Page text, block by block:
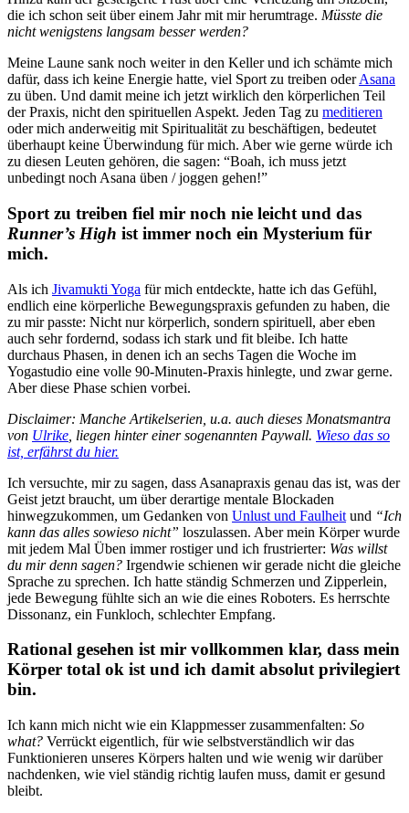
die ich schon seit über einem Jahr mit mir herumtrage. Müsste die
nicht wenigstens langsam besser werden?
Meine Laune sank noch weiter in den Keller und ich schämte mich
dafür, dass ich keine Energie hatte, viel Sport zu treiben oderAsana
zu üben. Und damit meine ich jetzt wirklich den körperlichen Teil
der Praxis, nicht den spirituellen Aspekt. Jeden Tag zu meditieren
oder mich anderweitig mit Spiritualität zu beschäftigen, bedeutet
überhaupt keine Überwindung für mich. Aber wie gerne würde ich
zu diesen Leuten gehören, die sagen: “Boah, ich muss jetzt
unbedingt noch Asana üben / joggen gehen!”
Sport zu treiben fiel mir noch nie leicht und das
Runner’s High ist immer noch ein Mysterium für
mich.
Als ich Jivamukti Yoga für mich entdeckte, hatte ich das Gefühl,
endlich eine körperliche Bewegungspraxis gefunden zu haben, die
zu mir passte: Nicht nur körperlich, sondern spirituell, aber eben
auch sehr fordernd, sodass ich stark und fit bleibe. Ich hatte
durchaus Phasen, in denen ich an sechs Tagen die Woche im
Yogastudio eine volle 90-Minuten-Praxis hinlegte, und zwar gerne.
Aber diese Phase schien vorbei.
Disclaimer: Manche Artikelserien, u.a. auch dieses Monatsmantra
von Ulrike liegen hinter einer sogenannten Paywall. Wieso das so
ist, erfährst du hier.
Ich versuchte, mir zu sagen, dass Asanapraxis genau das ist, was der
Geist jetzt braucht, um über derartige mentale Blockaden
hinwegzukommen, um Gedanken von Unlust und Faulheit und “Ich
kann das alles sowieso nicht” loszulassen. Aber mein Körper wurde
mit jedem Mal Üben immer rostiger und ich frustrierter: Was willst
du mir denn sagen? Irgendwie schienen wir gerade nicht die gleiche
Sprache zu sprechen. Ich hatte ständig Schmerzen und Zipperlein,
jede Bewegung fühlte sich an wie die eines Roboters. Es herrschte
Dissonanz, ein Funkloch, schlechter Empfang.
Rational gesehen ist mir vollkommen klar, dass mein
Körper total ok ist und ich damit absolut privilegiert
bin.
Ich kann mich nicht wie ein Klappmesser zusammenfalten: So
what? Verrückt eigentlich, für wie selbstverständlich wir das
Funktionieren unseres Körpers halten und wie wenig wir darüber
nachdenken, wie viel ständig richtig laufen muss, damit er gesund
bleibt.